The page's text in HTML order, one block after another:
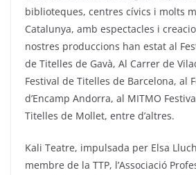
biblioteques, centres cívics i molts
Catalunya, amb espectacles i
nostres produccions han estat al
de Titelles de Gavà, Al Carrer de
Festival de Titelles de Barcelona, al
d’Encamp Andorra, al MITMO
Titelles de Mollet, entre d’altres.
Kali Teatre, impulsada per Elsa
membre de la TTP, l’Associació